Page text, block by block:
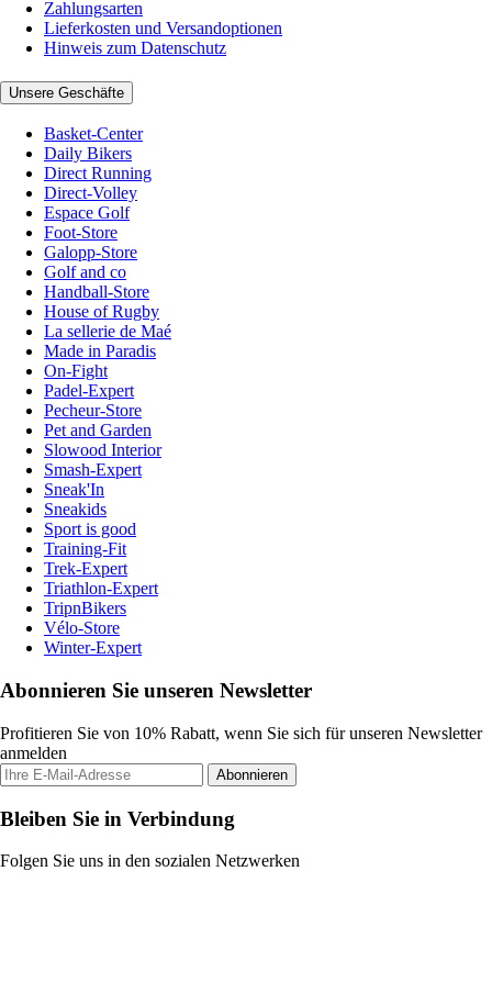
Zahlungsarten
Lieferkosten und Versandoptionen
Hinweis zum Datenschutz
Unsere Geschäfte
Basket-Center
Daily Bikers
Direct Running
Direct-Volley
Espace Golf
Foot-Store
Galopp-Store
Golf and co
Handball-Store
House of Rugby
La sellerie de Maé
Made in Paradis
On-Fight
Padel-Expert
Pecheur-Store
Pet and Garden
Slowood Interior
Smash-Expert
Sneak'In
Sneakids
Sport is good
Training-Fit
Trek-Expert
Triathlon-Expert
TripnBikers
Vélo-Store
Winter-Expert
Abonnieren Sie unseren Newsletter
Profitieren Sie von 10% Rabatt, wenn Sie sich für unseren Newsletter
anmelden
Abonnieren
Bleiben Sie in Verbindung
Folgen Sie uns in den sozialen Netzwerken